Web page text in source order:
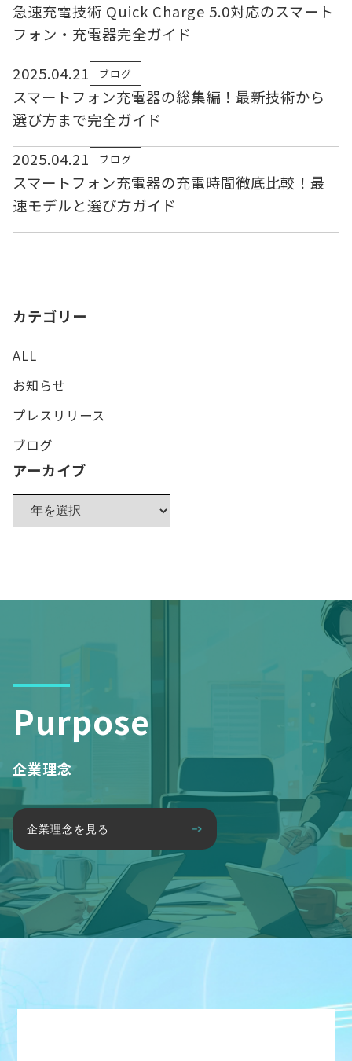
急速充電技術 Quick Charge 5.0対応のスマート
フォン・充電器完全ガイド
2025.04.21
ブログ
スマートフォン充電器の総集編！最新技術から
選び方まで完全ガイド
2025.04.21
ブログ
スマートフォン充電器の充電時間徹底比較！最
速モデルと選び方ガイド
カテゴリー
ALL
お知らせ
プレスリリース
ブログ
アーカイブ
Purpose
企業理念
企業理念を見る